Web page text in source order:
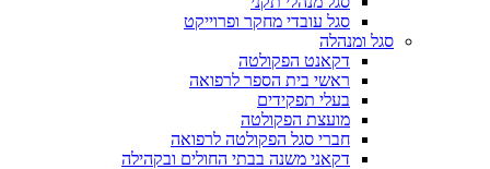
סגל עובדי מחקר ופרוייקט
סגל ומנהלה
דקאנט הפקולטה
ראשי בית הספר לרפואה
בעלי תפקידים
מועצת הפקולטה
חברי סגל הפקולטה לרפואה
דקאני משנה בבתי החולים ובקהילה